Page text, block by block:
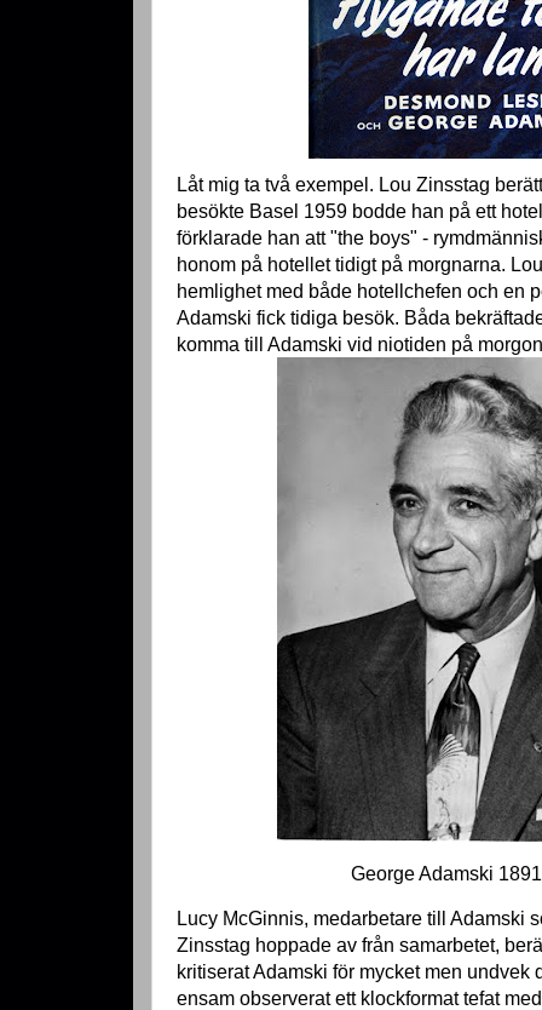
Låt mig ta två exempel. Lou Zinsstag
besökte Basel 1959 bodde han på ett
förklarade han att "the boys" -
honom på hotellet tidigt på morgnarna.
hemlighet med både hotellchefen och en
Adamski fick tidiga besök. Båda
komma till Adamski vid niotiden på
George Adamski
Lucy McGinnis, medarbetare till Adamski
Zinsstag hoppade av från samarbetet,
kritiserat Adamski för mycket men undvek
ensam observerat ett klockformat tefat